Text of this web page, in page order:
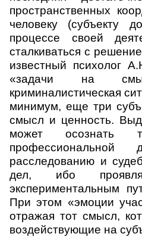
пространственных
человеку (субъекту
процессе своей
сталкиваться с
известный психолог
«задачи на
криминалистическая
минимум, еще три
смысл и ценность.
может осознать
профессиональной
расследованию и
дел, ибо
экспериментальным
При этом «эмоции
отражая тот смысл,
воздействующие на